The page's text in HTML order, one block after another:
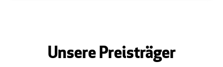
Unsere Preisträger